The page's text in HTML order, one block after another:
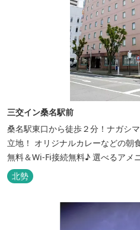
三交イン桑名駅前
桑名駅東口から徒歩２分！ナガシ
立地！ オリジナルカレーなどの朝
無料＆Wi-Fi接続無料♪ 選べるアメ
適な滞在をサポート！
北勢